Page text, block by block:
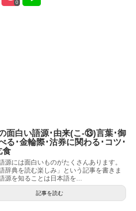
0
面白い語源･由来(こ-⑬)言葉･御
る･金輪際･沽券に関わる･コツ･
食
源には面白いものがたくさんあります。
辞典を読む楽しみ」という記事を書きま
源を知ることは日本語を...
記事を読む